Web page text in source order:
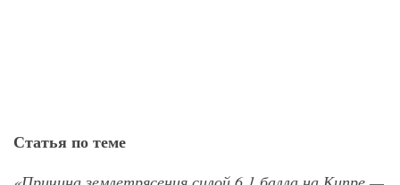
Статья по теме